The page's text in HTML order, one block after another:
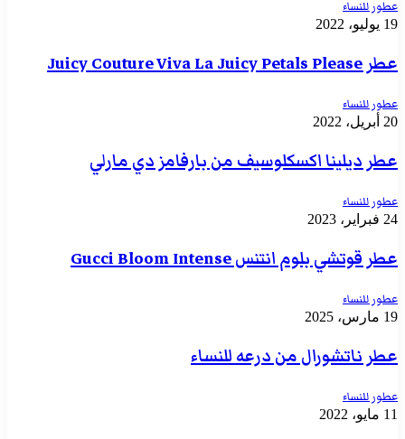
عطور للنساء
19 يوليو، 2022
عطر Juicy Couture Viva La Juicy Petals Please
عطور للنساء
20 أبريل، 2022
عطر ديلينا اكسكلوسيف من بارفامز دي مارلي
عطور للنساء
24 فبراير، 2023
عطر قوتشي بلوم انتنس Gucci Bloom Intense
عطور للنساء
19 مارس، 2025
عطر ناتشورال من درعه للنساء
عطور للنساء
11 مايو، 2022